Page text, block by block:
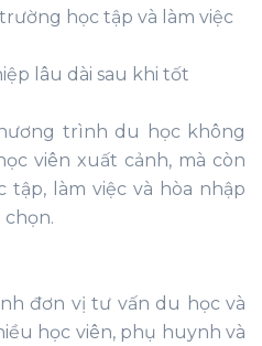
học tập và làm việc
lâu dài sau khi tốt
trình du học không
viên xuất cảnh, mà còn
tập, làm việc và hòa nhập
đơn vị tư vấn du học và
học viên, phụ huynh và